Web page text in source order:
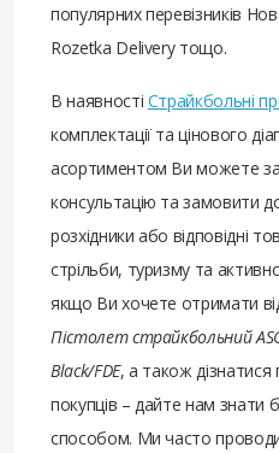
популярних перевізників
Rozetka Delivery тощо.
В наявності Страйкбольні
комплектації та цінового
асортиментом Ви можете
консультацію та замовити
розхідники або відповідні
стрільби, туризму та
якщо Ви хочете отримати
Пістолет страйкбольний
Black/FDE, а також дізнатися
покупців – дайте нам знати
способом. Ми часто